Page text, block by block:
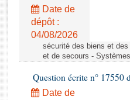
Rapports législatifs
Rapports sur l'application des
Baromètre de l’application
Dossiers législatifs
Budget et sécurité sociale
Date de
dépôt :
04/08/2026
sécurité des biens et
et de secours -
Question écrite n°
Date de